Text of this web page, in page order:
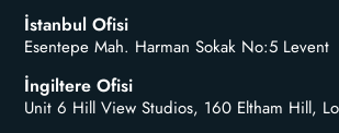
İstanbul Ofisi
Esentepe Mah. Harman Sokak No:5 Levent
İngiltere Ofisi
Unit 6 Hill View Studios, 160 Eltham Hill,